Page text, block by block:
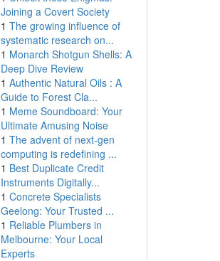
Joining a Covert Society
1 The growing influence of
systematic research on...
1 Monarch Shotgun Shells: A
Deep Dive Review
1 Authentic Natural Oils : A
Guide to Forest Cla...
1 Meme Soundboard: Your
Ultimate Amusing Noise
1 The advent of next-gen
computing is redefining ...
1 Best Duplicate Credit
Instruments Digitally...
1 Concrete Specialists
Geelong: Your Trusted ...
1 Reliable Plumbers in
Melbourne: Your Local
Experts